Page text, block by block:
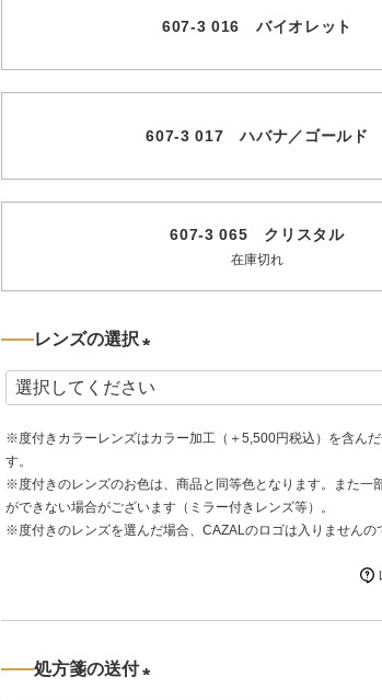
レンズの選択
必
須
※度付きカラーレンズはカラー加工（＋5,500円税込）を含んだ
す。
※度付きのレンズのお色は、商品と同等色となります。また一
ができない場合がございます（ミラー付きレンズ等）。
※度付きのレンズを選んだ場合、CAZALのロゴは入りませんの
処方箋の送付
607-3 016 バイオレット
607-3 017 ハバナ／ゴールド
607-3 065 クリスタル
在庫切れ